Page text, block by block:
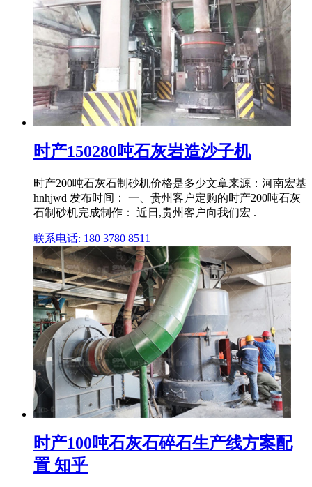
时产150280吨石灰岩造沙子机
时产200吨石灰石制砂机价格是多少文章来源：河南宏基
hnhjwd 发布时间： 一、贵州客户定购的时产200吨石灰
石制砂机完成制作： 近日,贵州客户向我们宏 .
联系电话: 180 3780 8511
时产100吨石灰石碎石生产线方案配
置 知乎